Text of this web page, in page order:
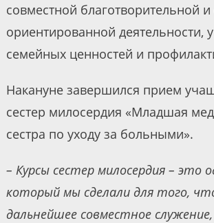
совместной благотворительной
ориентированной деятельности,
семейных ценностей и
Накануне завершился прием
сестер милосердия «Младшая
сестра по уходу за больными».
– Курсы сестер милосердия – это
который мы сделали для того,
дальнейшее совместное